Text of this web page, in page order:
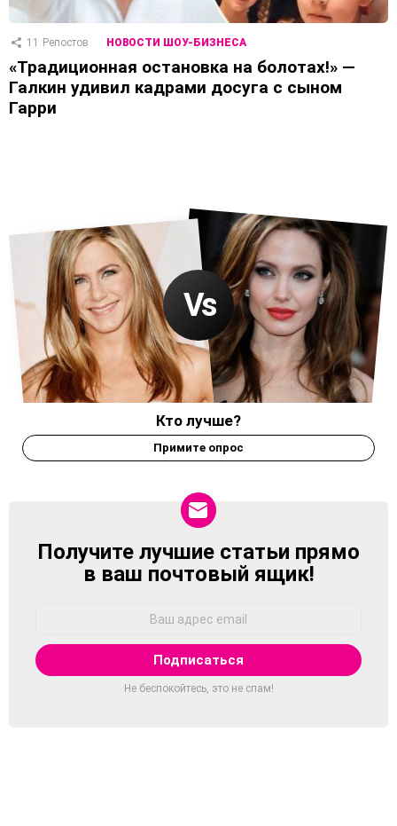
11 Репостов НОВОСТИ ШОУ-БИЗНЕСА
«Традиционная остановка на болотах!» —
Галкин удивил кадрами досуга с сыном
Гарри
Кто лучше?
Примите опрос
NEWSLETTER
Получите лучшие статьи прямо
в ваш почтовый ящик!
Не беспокойтесь, это не спам!